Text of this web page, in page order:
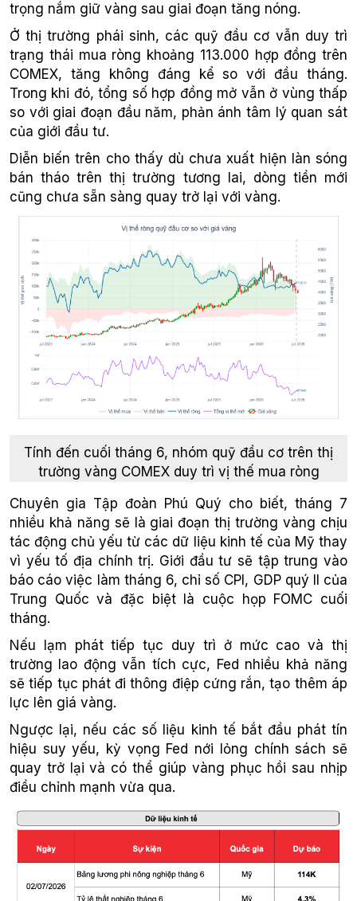
trọng nắm giữ vàng sau giai đoạn tăng nóng.
Ở thị trường phái sinh, các quỹ đầu cơ vẫn duy trì
trạng thái mua ròng khoảng 113.000 hợp đồng trên
COMEX, tăng không đáng kể so với đầu tháng.
Trong khi đó, tổng số hợp đồng mở vẫn ở vùng thấp
so với giai đoạn đầu năm, phản ánh tâm lý quan sát
của giới đầu tư.
Diễn biến trên cho thấy dù chưa xuất hiện làn sóng
bán tháo trên thị trường tương lai, dòng tiền mới
cũng chưa sẵn sàng quay trở lại với vàng.
Tính đến cuối tháng 6, nhóm quỹ đầu cơ trên thị
trường vàng COMEX duy trì vị thế mua ròng
Chuyên gia Tập đoàn Phú Quý cho biết, tháng 7
nhiều khả năng sẽ là giai đoạn thị trường vàng chịu
tác động chủ yếu từ các dữ liệu kinh tế của Mỹ thay
vì yếu tố địa chính trị. Giới đầu tư sẽ tập trung vào
báo cáo việc làm tháng 6, chỉ số CPI, GDP quý II của
Trung Quốc và đặc biệt là cuộc họp FOMC cuối
tháng.
Nếu lạm phát tiếp tục duy trì ở mức cao và thị
trường lao động vẫn tích cực, Fed nhiều khả năng
sẽ tiếp tục phát đi thông điệp cứng rắn, tạo thêm áp
lực lên giá vàng.
Ngược lại, nếu các số liệu kinh tế bắt đầu phát tín
hiệu suy yếu, kỳ vọng Fed nới lỏng chính sách sẽ
quay trở lại và có thể giúp vàng phục hồi sau nhịp
điều chỉnh mạnh vừa qua.